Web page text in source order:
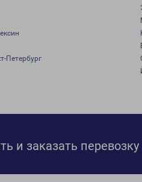
Петербург
и заказать перевозку